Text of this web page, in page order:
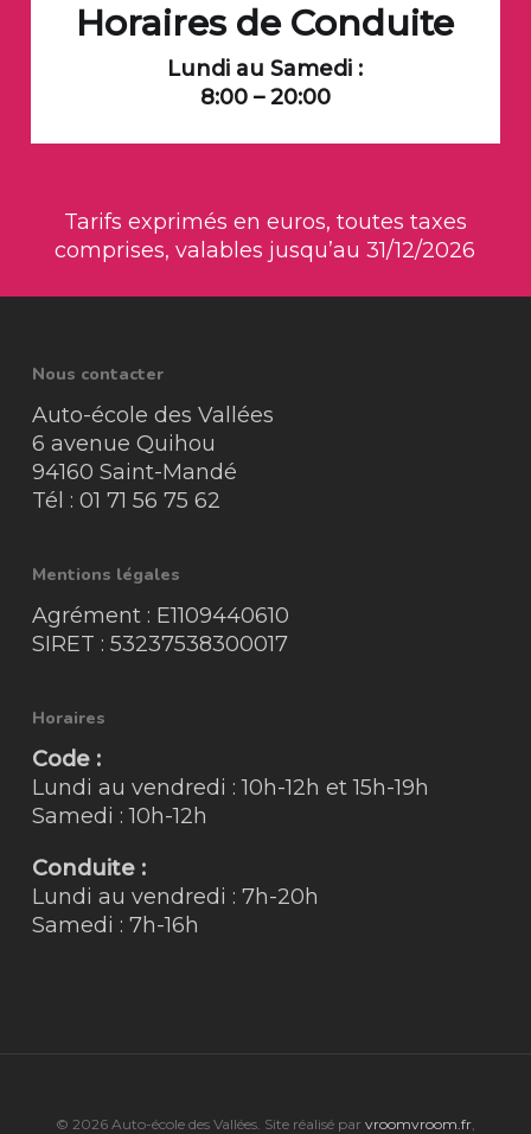
Horaires de Conduite
Lundi au Samedi :
8:00 – 20:00
Tarifs exprimés en euros, toutes taxes
comprises, valables jusqu’au 31/12/2026
Nous contacter
Auto-école des Vallées
6 avenue Quihou
94160 Saint-Mandé
Tél : 01 71 56 75 62
Mentions légales
Agrément : E1109440610
SIRET : 53237538300017
Horaires
Code :
Lundi au vendredi : 10h-12h et 15h-19h
Samedi : 10h-12h
Conduite :
Lundi au vendredi : 7h-20h
Samedi : 7h-16h
© 2026 Auto-école des Vallées. Site réalisé par vroomvroom.fr,